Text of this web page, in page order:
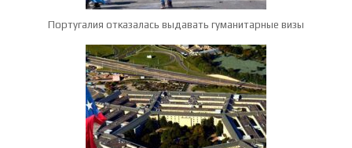
Португалия отказалась выдавать гуманитарные визы